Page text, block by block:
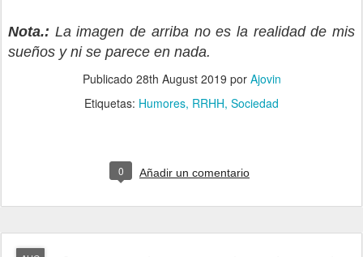
Nota.: La imagen de arriba no es la realidad de mis
sueños y ni se parece en nada.
Publicado 28th August 2019 por Ajovin
Etiquetas: Humores RRHH Sociedad
0 Añadir un comentario